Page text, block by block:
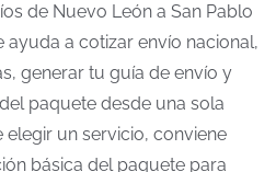
de Nuevo León a San Pablo
ayuda a cotizar envío nacional,
generar tu guía de envío y
paquete desde una sola
elegir un servicio, conviene
básica del paquete para